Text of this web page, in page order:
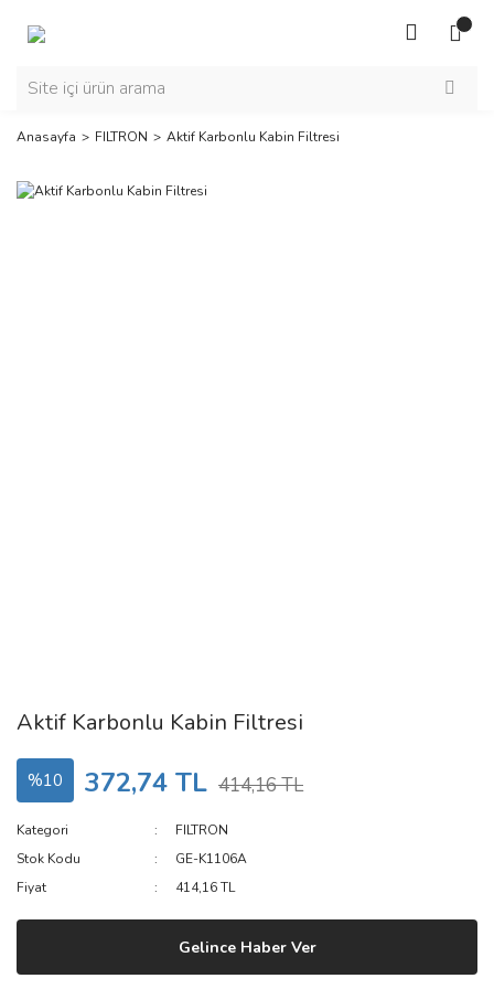
Anasayfa FILTRON Aktif Karbonlu Kabin Filtresi
Aktif Karbonlu Kabin Filtresi
%10 372,74 TL 414,16 TL
Kategori
FILTRON
Stok Kodu
GE-K1106A
Fiyat
414,16 TL
Gelince Haber Ver